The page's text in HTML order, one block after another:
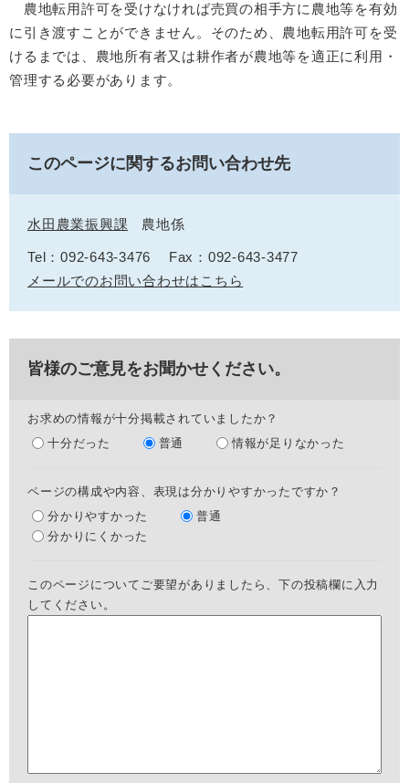
農地転用許可を受けなければ売買の相手方に農地等を有効
に引き渡すことができません。そのため、農地転用許可を受
けるまでは、農地所有者又は耕作者が農地等を適正に利用・
管理する必要があります。
このページに関するお問い合わせ先
水田農業振興課 農地係
Tel：092-643-3476
Fax：092-643-3477
メールでのお問い合わせはこちら
皆様のご意見をお聞かせください。
お求めの情報が十分掲載されていましたか？
十分だった
普通 情報が足りなかった
ページの構成や内容、表現は分かりやすかったですか？
分かりやすかった
普通
分かりにくかった
このページについてご要望がありましたら、下の投稿欄に入力
してください。